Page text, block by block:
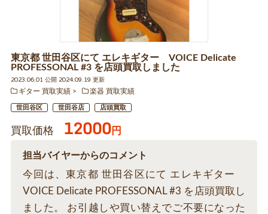
東京都 世田谷区にて エレキギター VOICE Delicate
PROFESSONAL #3 を店頭買取しました
2023.06.01 公開 2024.09.19 更新
ギター 買取実績
楽器 買取実績
世田谷区 世田谷店 店頭買取
買取価格 12000円
担当バイヤーからのコメント
今回は、東京都 世田谷区にて エレキギター
VOICE Delicate PROFESSONAL #3 を店頭買取し
ました。 お引越しや買い替えでご不要になった